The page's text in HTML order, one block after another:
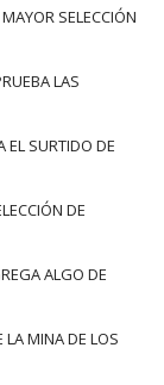
SELECCIÓN
LAS
EL SURTIDO DE
DE
ALGO DE
LA MINA DE LOS